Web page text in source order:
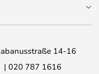
14-16
020 787 1616